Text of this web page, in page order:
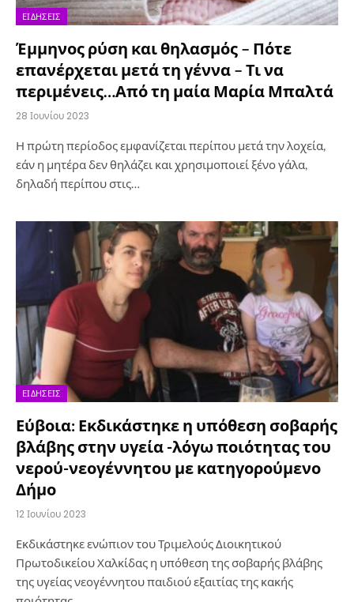
ΕΙΔΉΣΕΙΣ
Έμμηνος ρύση και θηλασμός – Πότε
επανέρχεται μετά τη γέννα – Τι να
περιμένεις…Από τη μαία Μαρία Μπαλτά
28 Ιουνίου 2023
Η πρώτη περίοδος εμφανίζεται περίπου μετά την λοχεία,
εάν η μητέρα δεν θηλάζει και χρησιμοποιεί ξένο γάλα,
δηλαδή περίπου στις…
ΕΙΔΉΣΕΙΣ
Εύβοια: Εκδικάστηκε η υπόθεση σοβαρής
βλάβης στην υγεία -λόγω ποιότητας του
νερού-νεογέννητου με κατηγορούμενο
Δήμο
12 Ιουνίου 2023
Εκδικάστηκε ενώπιον του Τριμελούς Διοικητικού
Πρωτοδικείου Χαλκίδας η υπόθεση της σοβαρής βλάβης
της υγείας νεογέννητου παιδιού εξαιτίας της κακής